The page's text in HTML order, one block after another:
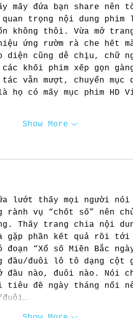
mấy đứa bạn share nên
trọng nội dung phim
không thôi. Vừa mở
ứng rườm rà che hết
diện cũng dễ chịu, chữ
khối phim xếp gọn
vẫn mượt, chuyển mục
họ có mấy mục phim HD
Show More
lướt thấy mọi người nói
vụ “chốt số” nên
Thấy trang chia nội
gặp phần kết quả rồi tới
“Xổ số Miền Bắc
đầu/đuôi lô tô dạng cột
đầu nào, đuôi nào. Nói
tiêu đề ngày tháng nổi